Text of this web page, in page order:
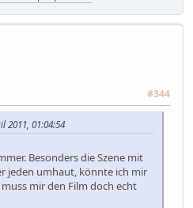
#344
2011, 01:04:54
Besonders die Szene mit
jeden umhaut, könnte ich mir
mir den Film doch echt